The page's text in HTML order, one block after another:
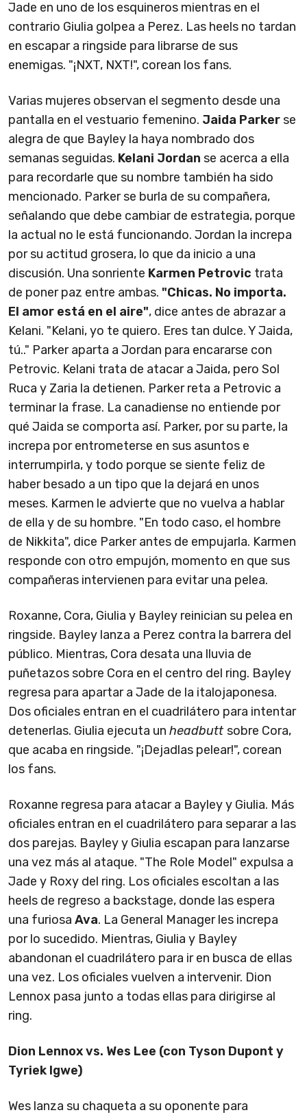
Jade en uno de los esquineros mientras en el
contrario Giulia golpea a Perez. Las heels no tardan
en escapar a ringside para librarse de sus
enemigas. "¡NXT, NXT!", corean los fans.
Varias mujeres observan el segmento desde una
pantalla en el vestuario femenino. Jaida Parkerse
alegra de que Bayley la haya nombrado dos
semanas seguidas. Kelani Jordan se acerca a ella
para recordarle que su nombre también ha sido
mencionado. Parker se burla de su compañera,
señalando que debe cambiar de estrategia, porque
la actual no le está funcionando. Jordan la increpa
por su actitud grosera, lo que da inicio a una
discusión. Una sonriente Karmen Petrovic trata
de poner paz entre ambas. "Chicas. No importa.
El amor está en el aire", dice antes de abrazar a
Kelani. "Kelani, yo te quiero. Eres tan dulce. Y Jaida,
tú.." Parker aparta a Jordan para encararse con
Petrovic. Kelani trata de atacar a Jaida, pero Sol
Ruca y Zaria la detienen. Parker reta a Petrovic a
terminar la frase. La canadiense no entiende por
qué Jaida se comporta así. Parker, por su parte, la
increpa por entrometerse en sus asuntos e
interrumpirla, y todo porque se siente feliz de
haber besado a un tipo que la dejará en unos
meses. Karmen le advierte que no vuelva a hablar
de ella y de su hombre. "En todo caso, el hombre
de Nikkita", dice Parker antes de empujarla. Karmen
responde con otro empujón, momento en que sus
compañeras intervienen para evitar una pelea.
Roxanne, Cora, Giulia y Bayley reinician su pelea en
ringside. Bayley lanza a Perez contra la barrera del
público. Mientras, Cora desata una lluvia de
puñetazos sobre Cora en el centro del ring. Bayley
regresa para apartar a Jade de la italojaponesa.
Dos oficiales entran en el cuadrilátero para intentar
detenerlas. Giulia ejecuta un headbutt sobre Cora,
que acaba en ringside. "¡Dejadlas pelear!", corean
los fans.
Roxanne regresa para atacar a Bayley y Giulia. Más
oficiales entran en el cuadrilátero para separar a las
dos parejas. Bayley y Giulia escapan para lanzarse
una vez más al ataque. "The Role Model" expulsa a
Jade y Roxy del ring. Los oficiales escoltan a las
heels de regreso a backstage, donde las espera
una furiosa Ava. La General Manager les increpa
por lo sucedido. Mientras, Giulia y Bayley
abandonan el cuadrilátero para ir en busca de ellas
una vez. Los oficiales vuelven a intervenir. Dion
Lennox pasa junto a todas ellas para dirigirse al
ring.
Dion Lennox vs. Wes Lee (con Tyson Dupont y
Tyriek Igwe)
Wes lanza su chaqueta a su oponente para